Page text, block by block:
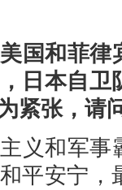
国和菲律
日本自
紧张，请
义和军事
平安宁